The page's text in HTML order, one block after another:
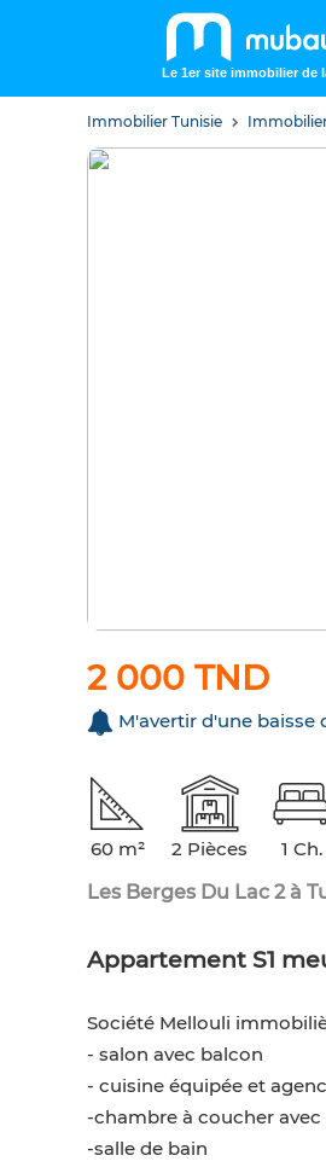
Le 1er site immobilier de
Immobilier Tunisie
2 000 TND
M'avertir d'une baisse
60 m² 2 Pièces 1 Ch.
Les Berges Du Lac 2 à
Appartement S1
Société Mellouli
- salon avec balcon
- cuisine équipée et
-chambre à coucher avec
-salle de bain